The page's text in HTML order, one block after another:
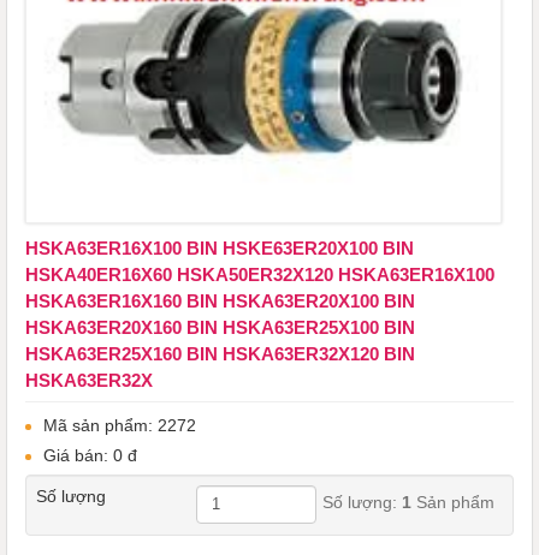
HSKA63ER16X100 BIN ​​​​​​​HSKE63ER20X100 BIN ​​​​​​​
HSKA40ER16X60 ​​​​​​​​​​​​​​​​​​​​​HSKA50ER32X120 HSKA63ER16X100
HSKA63ER16X160 BIN HSKA63ER20X100 BIN
HSKA63ER20X160 BIN HSKA63ER25X100 BIN ​​​​​​​
HSKA63ER25X160 BIN HSKA63ER32X120 BIN
HSKA63ER32X
Mã sản phẩm: 2272
Giá bán: 0 đ
Số lượng Số lượng: 1 Sản phẩm